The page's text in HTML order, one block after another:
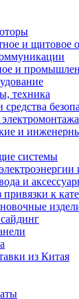
и щитовое
и
техника
средства
и
системы
и
к
из Китая